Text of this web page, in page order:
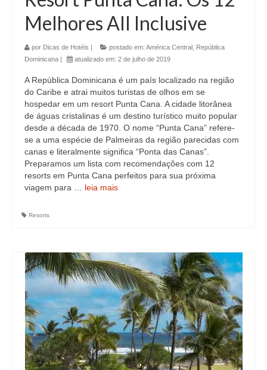
Melhores All Inclusive
por Dicas de Hotéis | postado em: América Central República
Dominicana | atualizado em: 2 de julho de 2019
A República Dominicana é um país localizado na região
do Caribe e atrai muitos turistas de olhos em se
hospedar em um resort Punta Cana. A cidade litorânea
de águas cristalinas é um destino turístico muito popular
desde a década de 1970. O nome “Punta Cana” refere-
se a uma espécie de Palmeiras da região parecidas com
canas e literalmente significa “Ponta das Canas”.
Preparamos um lista com recomendações com 12
resorts em Punta Cana perfeitos para sua próxima
viagem para … leia mais
Resorts